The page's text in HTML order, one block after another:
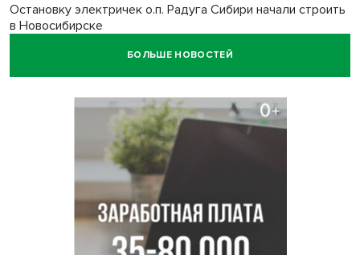
Остановку электричек о.п. Радуга Сибири начали строить
в Новосибирске
Транспортная прокуратура проверит S7 после инцидента
500 литров ухи сварили новосибирцам на
Бугринском пляже
Под Новосибирском двое пострадали в ДТП с
перевернувшейся «ГАЗелью»
БОЛЬШЕ НОВОСТЕЙ